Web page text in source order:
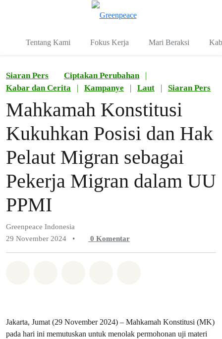
Tentang Kami Fokus Kerja Mari Beraksi
Siaran Pers Ciptakan Perubahan
|
Kabar dan Cerita
| Kampanye | Laut | Siaran Pers
Mahkamah Konstitusi
Kukuhkan Posisi dan Hak
Pelaut Migran sebagai
Pekerja Migran dalam UU
PPMI
Greenpeace Indonesia
29 November 2024
• 0 Komentar
Jakarta, Jumat (29 November 2024) – Mahkamah Konstitusi (MK)
pada hari ini memutuskan untuk menolak permohonan uji materi